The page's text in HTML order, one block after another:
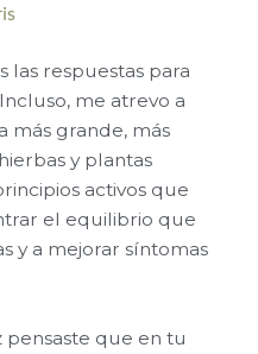
las respuestas para
me atrevo a
más grande, más
y plantas
activos que
el equilibrio que
y a mejorar síntomas
pensaste que en tu